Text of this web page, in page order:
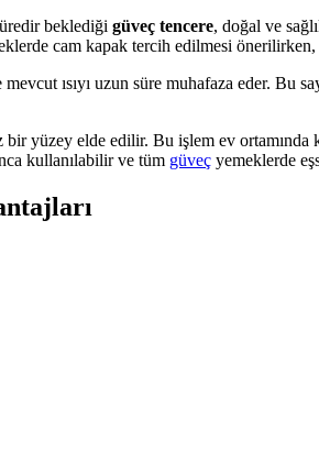
beklediği güveç tencere, doğal ve
cam kapak tercih edilmesi
mevcut ısıyı uzun süre muhafaza eder.
bir yüzey elde edilir. Bu işlem ev
kullanılabilir ve tüm güveç yemeklerde